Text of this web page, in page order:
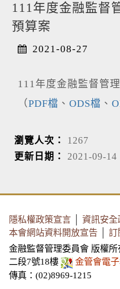
111年度金融監督
預算案
2021-08-27
111年度金融監督管
（PDF檔 、 ODS檔 、
瀏覽人次： 1267
更新日期： 2021-09-14
隱私權政策宣言 資訊安全
本會網站資料開放宣告
訂
金融監督管理委員會 版權
二段7號18樓
金管會電
傳真：(02)8969-1215